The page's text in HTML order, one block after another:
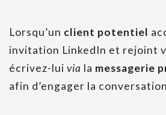
Lorsqu’un client potentiel
invitation LinkedIn et rejoint
écrivez-lui via la messagerie
afin d’engager la